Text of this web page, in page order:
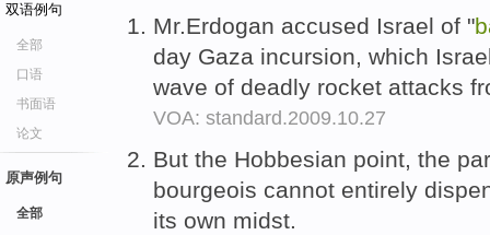
双语例句
全部
口语
书面语
论文
原声例句
全部
Mr.Erdogan accused Israel of "
day Gaza incursion, which
wave of deadly rocket attacks
VOA: standard.2009.10.27
But the Hobbesian point, the
bourgeois cannot entirely
its own midst.